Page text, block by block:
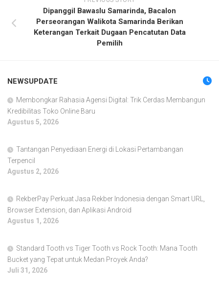
Dipanggil Bawaslu Samarinda, Bacalon
Perseorangan Walikota Samarinda Berikan
Keterangan Terkait Dugaan Pencatutan Data
Pemilih
NEWSUPDATE
Membongkar Rahasia Agensi Digital: Trik Cerdas Membangun
Kredibilitas Toko Online Baru
Agustus 5, 2026
Tantangan Penyediaan Energi di Lokasi Pertambangan
Terpencil
Agustus 2, 2026
RekberPay Perkuat Jasa Rekber Indonesia dengan Smart URL,
Browser Extension, dan Aplikasi Android
Agustus 1, 2026
Standard Tooth vs Tiger Tooth vs Rock Tooth: Mana Tooth
Bucket yang Tepat untuk Medan Proyek Anda?
Juli 31, 2026